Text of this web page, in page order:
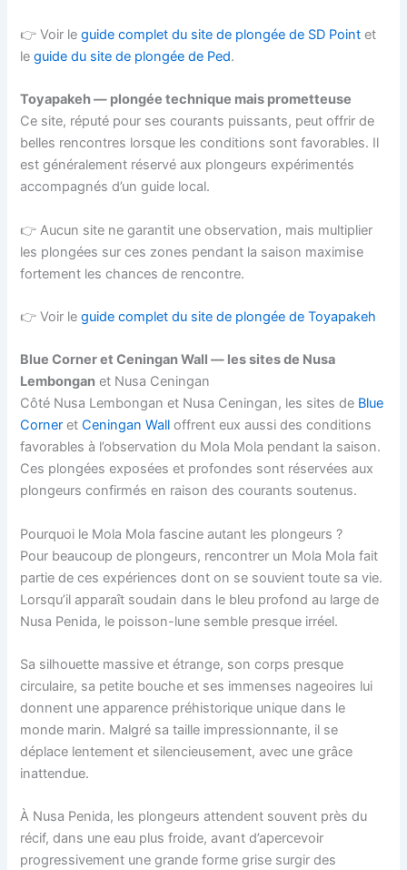
👉 Voir leguide complet du site de plongée de SD Point et
leguide du site de plongée de Ped.
Toyapakeh — plongée technique mais prometteuse
Ce site, réputé pour ses courants puissants, peut offrir de
belles rencontres lorsque les conditions sont favorables. Il
est généralement réservé aux plongeurs expérimentés
accompagnés d’un guide local.
👉 Aucun site ne garantit une observation, mais multiplier
les plongées sur ces zones pendant la saison maximise
fortement les chances de rencontre.
👉 Voir leguide complet du site de plongée de Toyapakeh
Blue Corner et Ceningan Wall — les sites de Nusa
Lembongan et Nusa Ceningan
Côté Nusa Lembongan et Nusa Ceningan, les sites de Blue
Corner etCeningan Wall offrent eux aussi des conditions
favorables à l’observation du Mola Mola pendant la saison.
Ces plongées exposées et profondes sont réservées aux
plongeurs confirmés en raison des courants soutenus.
Pourquoi le Mola Mola fascine autant les plongeurs ?
Pour beaucoup de plongeurs, rencontrer un Mola Mola fait
partie de ces expériences dont on se souvient toute sa vie.
Lorsqu’il apparaît soudain dans le bleu profond au large de
Nusa Penida, le poisson-lune semble presque irréel.
Sa silhouette massive et étrange, son corps presque
circulaire, sa petite bouche et ses immenses nageoires lui
donnent une apparence préhistorique unique dans le
monde marin. Malgré sa taille impressionnante, il se
déplace lentement et silencieusement, avec une grâce
inattendue.
À Nusa Penida, les plongeurs attendent souvent près du
récif, dans une eau plus froide, avant d’apercevoir
progressivement une grande forme grise surgir des